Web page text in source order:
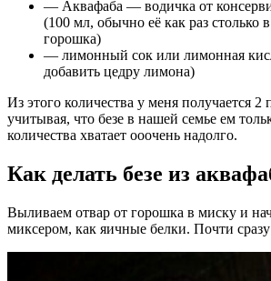
— Аквафаба — водичка от
(100 мл, обычно её как раз столько
горошка)
— лимонный сок или лимонная
добавить цедру лимона)
Из этого количества у меня получается 2
учитывая, что безе в нашей семье ем
количества хватает ооочень надолго.
Как делать безе из
Выливаем отвар от горошка в миску и
миксером, как яичные белки. Почти